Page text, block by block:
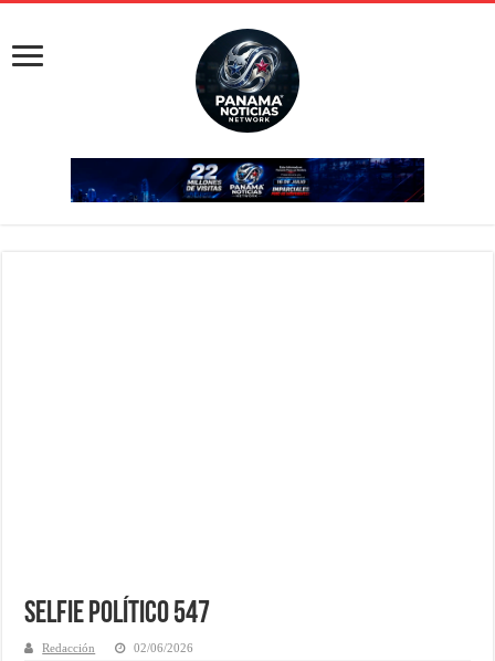
Selfie Político 547
Redacción 02/06/2026